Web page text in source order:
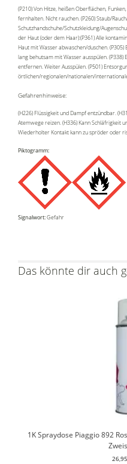
(P210) Von Hitze, heißen Oberflächen,
fernhalten. Nicht rauchen. (P260) Staub/
Schutzhandschuhe/Schutzkleidung/
der Haut (oder dem Haar):(P361) Alle
Haut mit Wasser abwaschen/duschen.
lang behutsam mit Wasser ausspülen.
entfernen. Weiter Ausspülen. (P501)
örtlichen/regionalen/nationalen/
Gefahrenhinweise:
(H226) Flüssigkeit und Dampf entzündbar.
Atemwege reizen. (H336) Kann Schläfrigkeit
Wiederholter Kontakt kann zu spröder oder
Piktogramm:
Signalwort:Gefahr
Das könnte dir auch
1K Spraydose Piaggio 892
26,95